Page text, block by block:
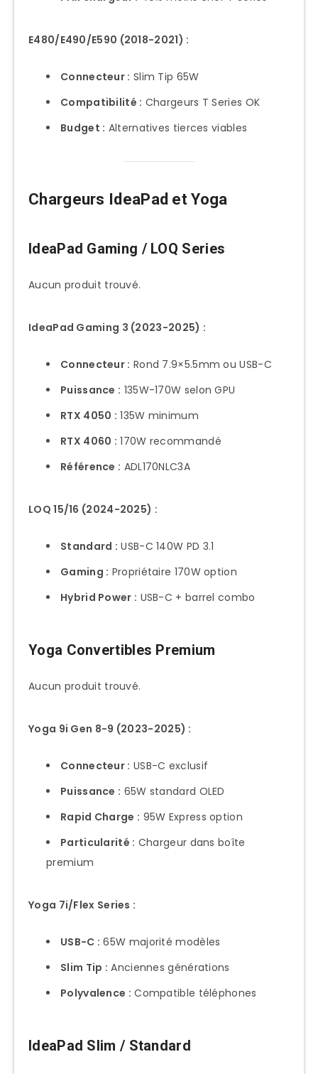
E480/E490/E590 (2018-2021) :
Connecteur : Slim Tip 65W
Compatibilité : Chargeurs T Series OK
Budget : Alternatives tierces viables
Chargeurs IdeaPad et Yoga
IdeaPad Gaming / LOQ Series
Aucun produit trouvé.
IdeaPad Gaming 3 (2023-2025) :
Connecteur : Rond 7.9×5.5mm ou USB-C
Puissance : 135W-170W selon GPU
RTX 4050 : 135W minimum
RTX 4060 : 170W recommandé
Référence : ADL170NLC3A
LOQ 15/16 (2024-2025) :
Standard : USB-C 140W PD 3.1
Gaming : Propriétaire 170W option
Hybrid Power : USB-C + barrel combo
Yoga Convertibles Premium
Aucun produit trouvé.
Yoga 9i Gen 8-9 (2023-2025) :
Connecteur : USB-C exclusif
Puissance : 65W standard OLED
Rapid Charge : 95W Express option
Particularité : Chargeur dans boîte
premium
Yoga 7i/Flex Series :
USB-C : 65W majorité modèles
Slim Tip : Anciennes générations
Polyvalence : Compatible téléphones
IdeaPad Slim / Standard